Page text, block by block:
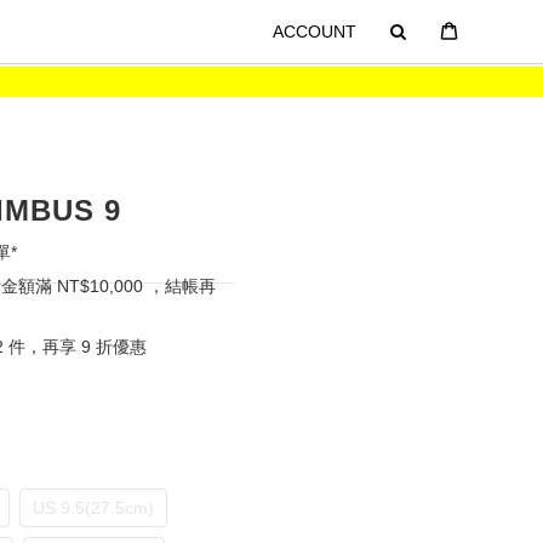
ACCOUNT
9
*
額滿 NT$10,000 ，結帳再
件，再享 9 折優惠
US 9.5(27.5cm)